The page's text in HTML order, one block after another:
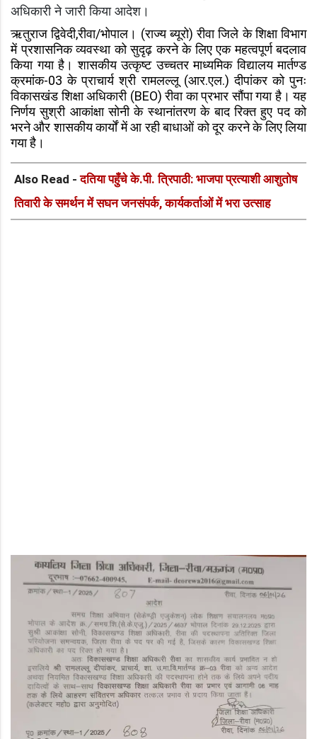
अधिकारी ने जारी किया आदेश।
ऋतुराज द्विवेदी,रीवा/भोपाल। (राज्य ब्यूरो) रीवा जिले के शिक्षा विभाग
में प्रशासनिक व्यवस्था को सुदृढ़ करने के लिए एक महत्वपूर्ण बदलाव
किया गया है। शासकीय उत्कृष्ट उच्चतर माध्यमिक विद्यालय मार्तण्ड
क्रमांक-03 के प्राचार्य श्री रामलल्लू (आर.एल.) दीपांकर को पुनः
विकासखंड शिक्षा अधिकारी (BEO) रीवा का प्रभार सौंपा गया है। यह
निर्णय सुश्री आकांक्षा सोनी के स्थानांतरण के बाद रिक्त हुए पद को
भरने और शासकीय कार्यों में आ रही बाधाओं को दूर करने के लिए लिया
गया है।
Also Read -दतिया पहुँचे के.पी. त्रिपाठी: भाजपा प्रत्याशी आशुतोष
तिवारी के समर्थन में सघन जनसंपर्क, कार्यकर्ताओं में भरा उत्साह